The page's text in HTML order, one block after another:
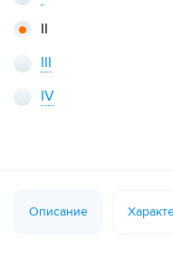
II
III
IV
Описание